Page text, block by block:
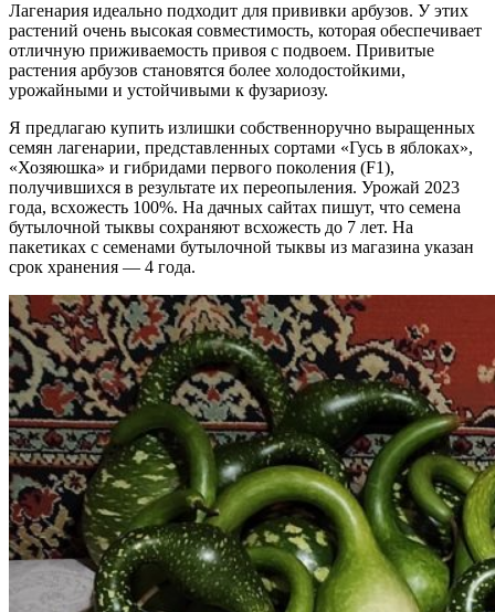
Лагенария идеально подходит для прививки арбузов. У этих
растений очень высокая совместимость, которая обеспечивает
отличную приживаемость привоя с подвоем. Привитые
растения арбузов становятся более холодостойкими,
урожайными и устойчивыми к фузариозу.
Я предлагаю купить излишки собственноручно выращенных
семян лагенарии, представленных сортами «Гусь в яблоках»,
«Хозяюшка» и гибридами первого поколения (F1),
получившихся в результате их переопыления. Урожай 2023
года, вcxожесть 100%. На дачных сайтах пишут, что семена
бутылочной тыквы сохраняют всхожесть до 7 лет. На
пакетиках с семенами бутылочной тыквы из магазина указан
срок хранения — 4 года.